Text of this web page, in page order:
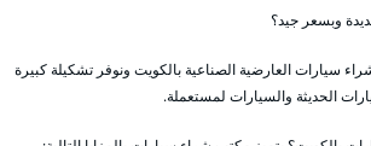
وبسعر جيد؟
سيارات العارضية الصناعية بالكويت ونوفر تشكيلة كبيرة
الحديثة والسيارات لمستعملة.